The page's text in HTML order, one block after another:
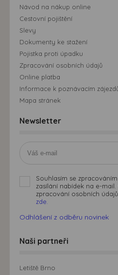
Návod na nákup online
Cestovní pojištění
Slevy
Dokumenty ke stažení
Pojistka proti úpadku
Zpracování osobních údajů
Online platba
Informace k poznávacím
Mapa stránek
Newsletter
Souhlasím se
zasílání nabídek na e-
zpracování osobních
zde.
Odhlášení z odběru novinek
Naši partneři
Letiště Brno